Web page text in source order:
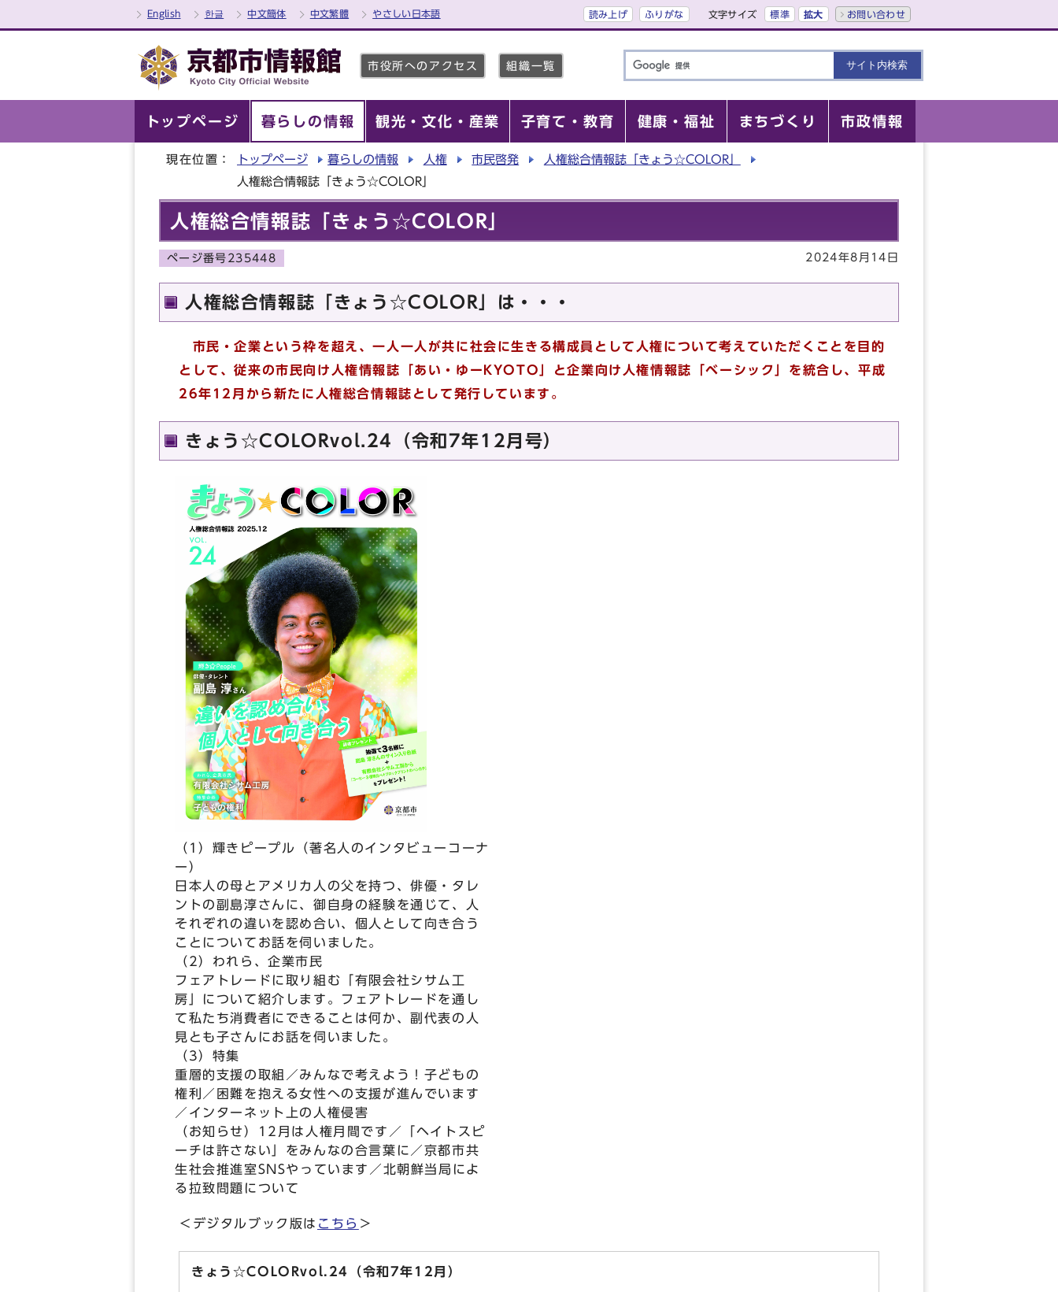
English 한글 中文簡体 中文繁體 やさしい日本語 読み上げ ふりがな 文字サイズ 標準 拡大 お問い合わせ
市役所へのアクセス 組織一覧
トップページ 暮らしの情報 観光・文化・産業 子育て・教育 健康・福祉 まちづくり 市政情報
現在位置： トップページ 暮らしの情報 人権 市民啓発
人権総合情報誌「きょう☆COLOR」
人権総合情報誌「きょう☆COLOR」
人権総合情報誌「きょう☆COLOR」
ページ番号235448 2024年8月14日
人権総合情報誌「きょう☆COLOR」は・・・
市民・企業という枠を超え、一人一人が共に社会に生きる構成員として人権について考えていただくことを目的
として、従来の市民向け人権情報誌「あい・ゆーKYOTO」と企業向け人権情報誌「ベーシック」を統合し、平成
26年12月から新たに人権総合情報誌として発行しています。
きょう☆COLORvol.24（令和7年12月号）
（1）輝きピープル（著名人のインタビューコーナ
ー）
日本人の母とアメリカ人の父を持つ、俳優・タレ
ントの副島淳さんに、御自身の経験を通じて、人
それぞれの違いを認め合い、個人として向き合う
ことについてお話を伺いました。
（2）われら、企業市民
フェアトレードに取り組む「有限会社シサム工
房」について紹介します。フェアトレードを通し
て私たち消費者にできることは何か、副代表の人
見とも子さんにお話を伺いました。
（3）特集
重層的支援の取組／みんなで考えよう！子どもの
権利／困難を抱える女性への支援が進んでいます
／インターネット上の人権侵害
（お知らせ）12月は人権月間です／「ヘイトスピ
ーチは許さない」をみんなの合言葉に／京都市共
生社会推進室SNSやっています／北朝鮮当局によ
る拉致問題について
＜デジタルブック版は こちら ＞
きょう☆COLORvol.24（令和7年12月）